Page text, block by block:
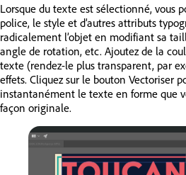
Lorsque du texte est sélectionné, vous
police, le style et d’autres attributs
radicalement l’objet en modifiant sa
angle de rotation, etc. Ajoutez de la
texte (rendez-le plus transparent, par
effets. Cliquez sur le bouton Vectoriser
instantanément le texte en forme que
façon originale.